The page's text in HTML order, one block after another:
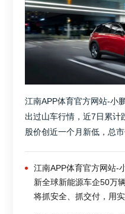
江南APP体育官方网站-小
出过山车行情，近7日累计
股价创近一个月新低，总
江南APP体育官方网站-
新全球新能源车企50万
将抓安全、抓交付，用